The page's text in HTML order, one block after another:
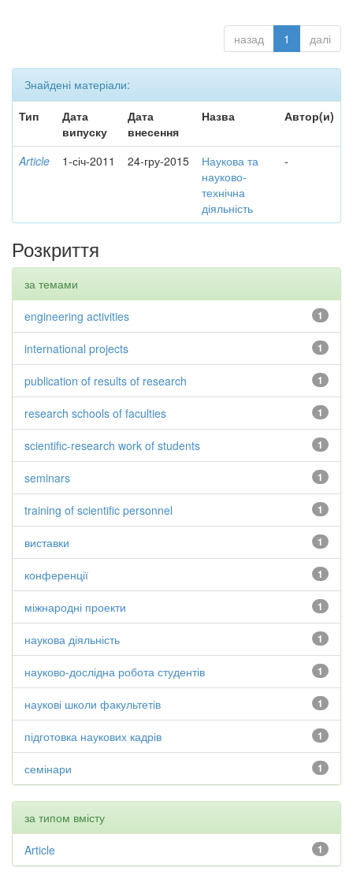
назад 1 далі
Знайдені матеріали:
Тип
Дата
випуску
Дата
внесення
Назва Автор(и)
Article 1-січ-2011 24-гру-2015
Наукова та
науково-
технічна
діяльність
-
Розкриття
за темами
1
engineering activities
1
international projects
1
publication of results of research
1
research schools of faculties
1
scientific-research work of students
1
seminars
1
training of scientific personnel
1
виставки
1
конференції
1
міжнародні проекти
1
наукова діяльність
1
науково-дослідна робота студентів
1
наукові школи факультетів
1
підготовка наукових кадрів
1
семінари
за типом вмісту
1
Article